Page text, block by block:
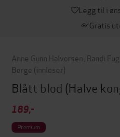
Legg til i
Gratis
Anne Gunn Halvorsen Randi
Berge (innleser)
Blått blod (Halve
189,-
Premium